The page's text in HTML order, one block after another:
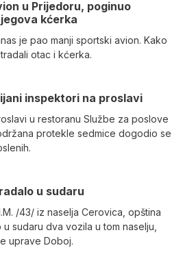
u Prijedoru, poginuo
kćerka
je pao manji sportski avion. Kako
otac i kćerka.
inspektori na proslavi
u restoranu Službe za poslove
protekle sedmice dogodio se
u sudaru
/43/ iz naselja Cerovica, opština
sudaru dva vozila u tom naselju,
uprave Doboj.